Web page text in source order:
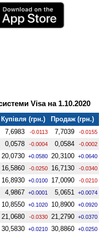
Visa на 1.10.2020
Купівля (грн.)
Продаж (грн.)
7,6983 -0.0113 7,7039 -0.0155
0,0578 -0.0004 0,0584 -0.0002
20,0730 +0.0580 20,3100 +0.0640
16,5860 -0.0250 16,7130 -0.0340
16,8930 +0.0100 17,0090 -0.0210
4,9867 +0.0001 5,0651 +0.0074
10,8550 +0.1020 10,8900 +0.0920
21,0680 -0.0330 21,2790 +0.0370
30,5830 +0.0210 30,8860 +0.0250